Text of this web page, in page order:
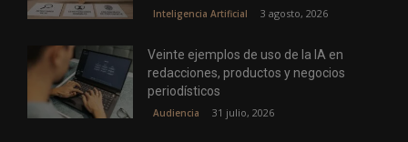
Inteligencia Artificial 3 agosto, 2026
Veinte ejemplos de uso de la IA en
redacciones, productos y negocios
periodísticos
Audiencia 31 julio, 2026